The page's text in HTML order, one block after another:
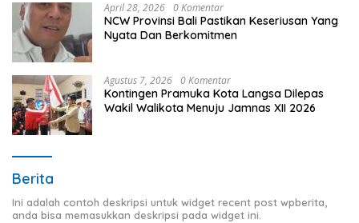
April 28, 2026 0 Komentar
NCW Provinsi Bali Pastikan Keseriusan Yang
Nyata Dan Berkomitmen
Agustus 7, 2026 0 Komentar
Kontingen Pramuka Kota Langsa Dilepas
Wakil Walikota Menuju Jamnas XII 2026
Berita
Ini adalah contoh deskripsi untuk widget recent post wpberita,
anda bisa memasukkan deskripsi pada widget ini.